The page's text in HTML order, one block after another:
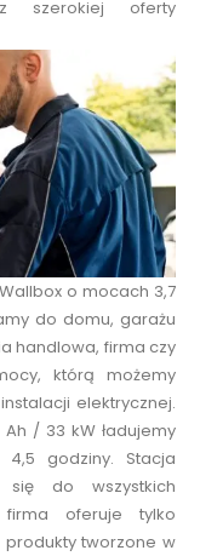
szerokiej oferty
o mocach 3,7
do domu, garażu
handlowa, firma czy
którą możemy
elektrycznej.
/ 33 kW ładujemy
godziny. Stacja
się do wszystkich
firma oferuje tylko
tworzone w